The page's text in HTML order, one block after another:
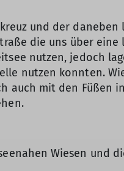
und der
die uns über
nutzen, jedoch
nutzen konnten.
auch mit den Füßen
Wiesen und